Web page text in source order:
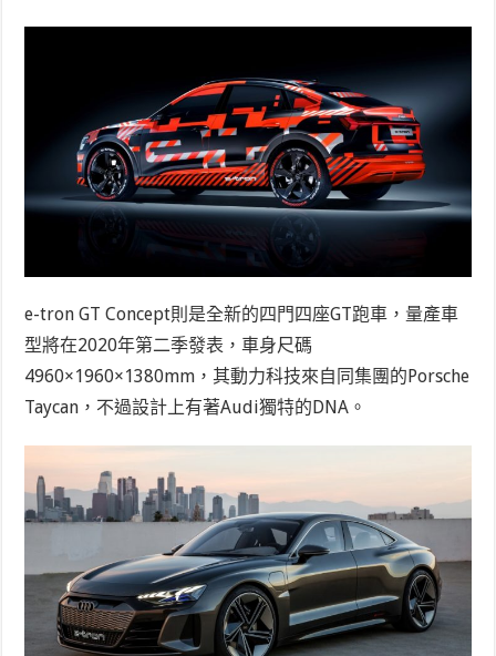
e-tron GT Concept則是全新的四門四座GT跑車，量產車
型將在2020年第二季發表，車身尺碼
4960×1960×1380mm，其動力科技來自同集團的Porsche
Taycan，不過設計上有著Audi獨特的DNA。